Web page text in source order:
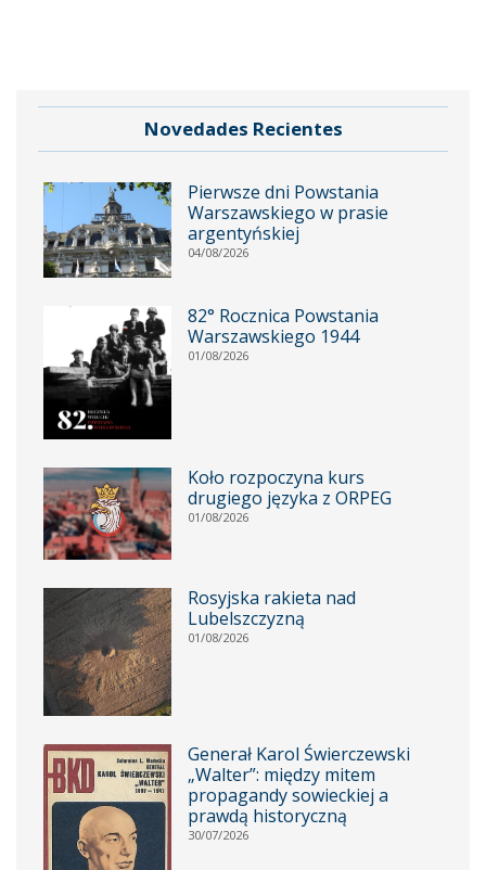
Novedades Recientes
Pierwsze dni Powstania
Warszawskiego w prasie
argentyńskiej
04/08/2026
82° Rocznica Powstania
Warszawskiego 1944
01/08/2026
Koło rozpoczyna kurs
drugiego języka z ORPEG
01/08/2026
Rosyjska rakieta nad
Lubelszczyzną
01/08/2026
Generał Karol Świerczewski
„Walter”: między mitem
propagandy sowieckiej a
prawdą historyczną
30/07/2026